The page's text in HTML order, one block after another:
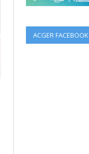
ACGER FACEBOOK